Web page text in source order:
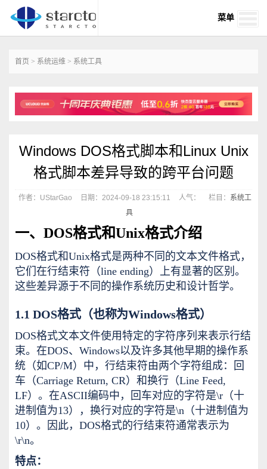
菜单
首页 > 系统运维 > 系统工具
Windows DOS格式脚本和Linux Unix
格式脚本差异导致的跨平台问题
作者：UStarGao 日期：2024-09-18 23:15:11 人气： 栏目： 系统工
具
一、DOS格式和Unix格式介绍
DOS格式和Unix格式是两种不同的文本文件格式，
它们在行结束符（line ending）上有显著的区别。
这些差异源于不同的操作系统历史和设计哲学。
1.1 DOS格式（也称为Windows格式）
DOS格式文本文件使用特定的字符序列来表示行结
束。在DOS、Windows以及许多其他早期的操作系
统（如CP/M）中，行结束符由两个字符组成：回
车（Carriage Return, CR）和换行（Line Feed,
LF）。在ASCII编码中，回车对应的字符是\r（十
进制值为13），换行对应的字符是\n（十进制值为
10）。因此，DOS格式的行结束符通常表示为
\r\n。
特点：